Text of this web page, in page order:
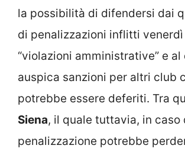
la possibilità di difendersi dai
di penalizzazioni inflitti
“violazioni amministrative” e
auspica sanzioni per altri club
potrebbe essere deferiti. Tra
Siena, il quale tuttavia, in caso
penalizzazione potrebbe